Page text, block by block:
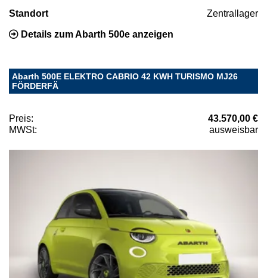
Standort Zentrallager
Details zum Abarth 500e anzeigen
Abarth 500E ELEKTRO CABRIO 42 KWH TURISMO MJ26
FÖRDERFÄ
Preis:
43.570,00 €
MWSt:
ausweisbar